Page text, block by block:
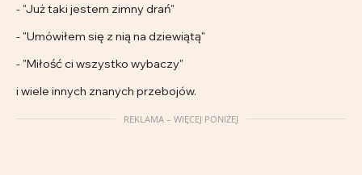
- "Już taki jestem zimny drań"
- "Umówiłem się z nią na dziewiątą"
- "Miłość ci wszystko wybaczy"
i wiele innych znanych przebojów.
REKLAMA – WIĘCEJ PONIŻEJ